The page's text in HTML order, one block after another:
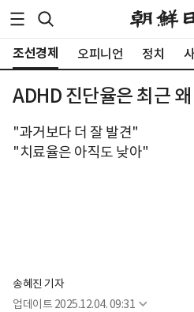
조선경제 오피니언 정치
ADHD 진단율은 최근
"과거보다 더 잘 발견"
"치료율은 아직도 낮아"
송혜진 기자
업데이트 2025.12.04. 09:31